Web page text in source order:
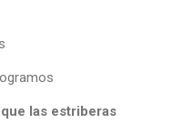
las estriberas